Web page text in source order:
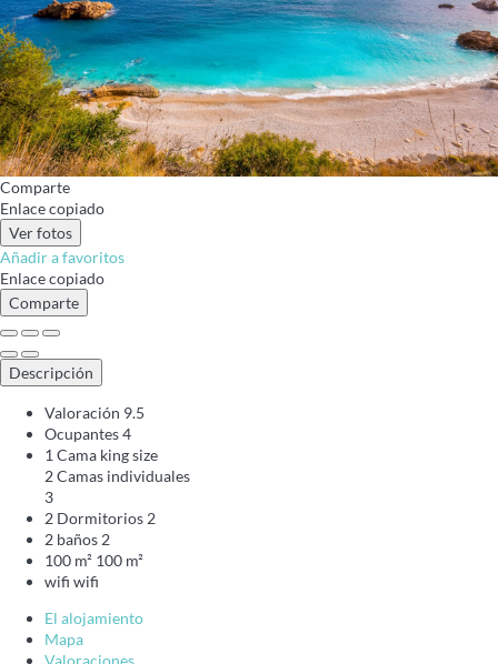
Comparte
Enlace copiado
Ver fotos
Añadir a favoritos
Enlace copiado
Comparte
Descripción
Valoración 9.5
Ocupantes4
1 Cama king size
2 Camas individuales
3
2 Dormitorios 2
2 baños 2
100 m² 100 m²
wifi wifi
El alojamiento
Mapa
Valoraciones